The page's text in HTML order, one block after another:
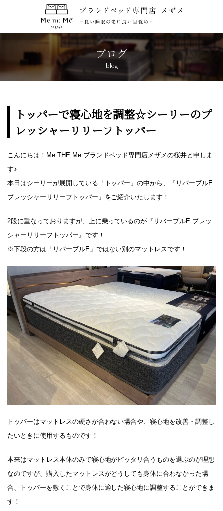
ブログ
blog
トッパーで寝心地を調整☆シーリーのプ
レッシャーリリーフトッパー
こんにちは！Me THE Me ブランドベッド専門店メザメの桜井と申しま
す♪
本日はシーリーが展開している「トッパー」の中から、『リバーブルE
プレッシャーリリーフトッパー』をご紹介いたします！
2段に重なっておりますが、上に乗っているのが『リバーブルE プレッ
シャーリリーフトッパー』です！
※下段の方は「リバーブルE」ではない別のマットレスです！
トッパーはマットレスの硬さが合わない場合や、寝心地を改善・調整し
たいときに使用するものです！
本来はマットレス本体のみで寝心地がピッタリ合うものを選ぶのが理想
なのですが、購入したマットレスがどうしても身体に合わなかった場
合、トッパーを敷くことで身体に適した寝心地に調整することができま
す！
トップページ TOP
CONCEPT
アクセス
ブログ
おしらせ NEWS